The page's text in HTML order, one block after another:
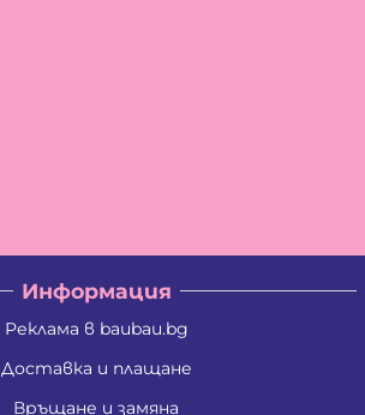
Информация
Реклама в baubau.bg
Доставка и плащане
Връщане и замяна